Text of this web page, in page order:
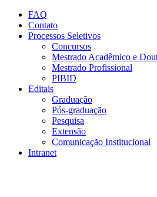
Conteúdo principal
FAQ
Contato
Processos Seletivos
Concursos
Mestrado Acadêmico e
Mestrado Profissional
PIBID
Editais
Graduação
Pós-graduação
Pesquisa
Extensão
Comunicação Institucional
Intranet